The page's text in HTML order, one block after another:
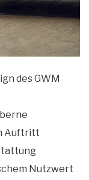
des GWM
Auftritt
Nutzwert